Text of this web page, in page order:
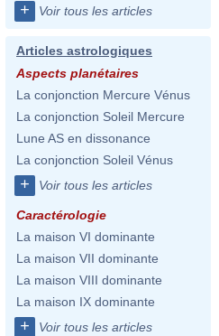
+ Voir tous les articles
Articles astrologiques
Aspects planétaires
La conjonction Mercure Vénus
La conjonction Soleil Mercure
Lune AS en dissonance
La conjonction Soleil Vénus
+ Voir tous les articles
Caractérologie
La maison VI dominante
La maison VII dominante
La maison VIII dominante
La maison IX dominante
+ Voir tous les articles